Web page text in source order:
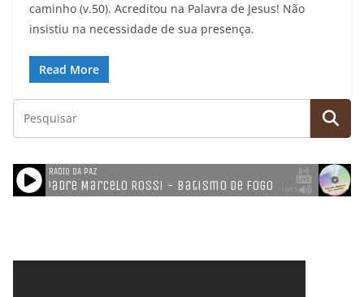
caminho (v.50). Acreditou na Palavra de Jesus! Não
insistiu na necessidade de sua presença.
Read More